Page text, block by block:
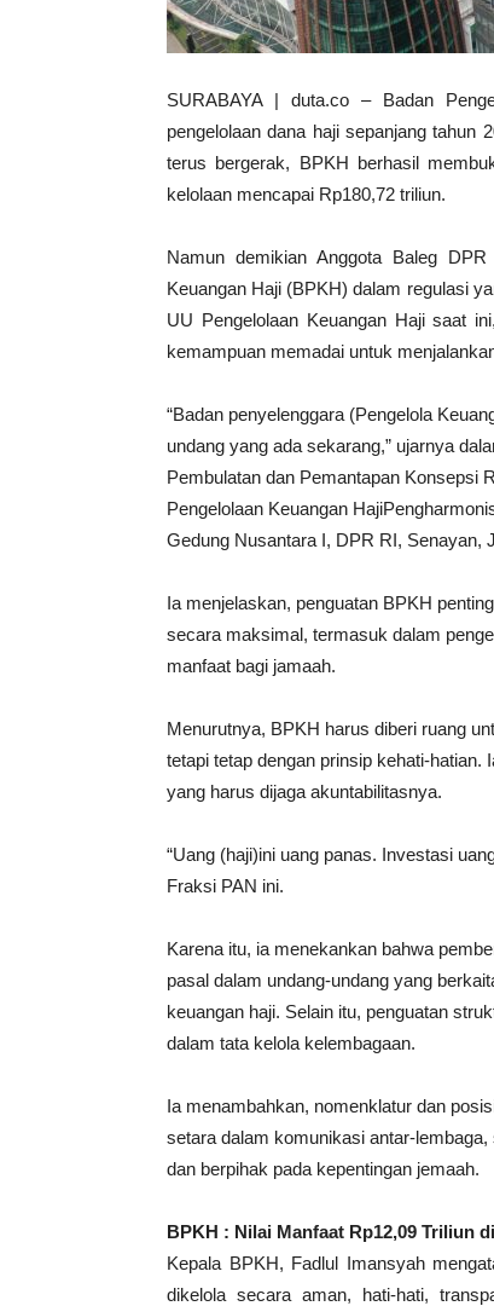
SURABAYA | duta.co – Badan
pengelolaan dana haji sepanjang tahun
terus bergerak, BPKH berhasil
kelolaan mencapai Rp180,72 triliun.
Namun demikian Anggota Baleg
Keuangan Haji (BPKH) dalam regulasi
UU Pengelolaan Keuangan Haji saat
kemampuan memadai untuk
“Badan penyelenggara (Pengelola
undang yang ada sekarang,” ujarnya
Pembulatan dan Pemantapan Konsepsi
Pengelolaan Keuangan
Gedung Nusantara I, DPR RI, Senayan,
Ia menjelaskan, penguatan BPKH
secara maksimal, termasuk dalam
manfaat bagi jamaah.
Menurutnya, BPKH harus diberi ruang
tetapi tetap dengan prinsip kehati-
yang harus dijaga akuntabilitasnya.
“Uang (haji)ini uang panas. Investasi
Fraksi PAN ini.
Karena itu, ia menekankan bahwa
pasal dalam undang-undang yang
keuangan haji. Selain itu, penguatan
dalam tata kelola kelembagaan.
Ia menambahkan, nomenklatur dan
setara dalam komunikasi antar-
dan berpihak pada kepentingan jemaah.
BPKH : Nilai Manfaat Rp12,09 Triliun
Kepala BPKH, Fadlul Imansyah
dikelola secara aman, hati-hati,